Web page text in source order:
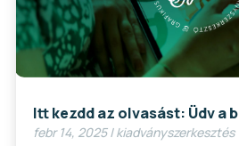
Itt kezdd az olvasást: Üdv a
febr 14, 2025|kiadványszerkesztés